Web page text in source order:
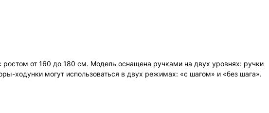
от 160 до 180 см. Модель оснащена ручками на двух уровнях: ручки
ходунки могут использоваться в двух режимах: «с шагом» и «без шага».